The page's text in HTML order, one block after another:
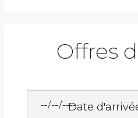
Offres
Date